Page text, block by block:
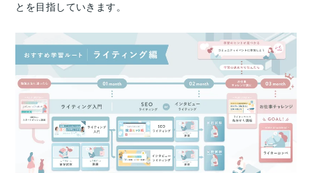
とを目指していきます。